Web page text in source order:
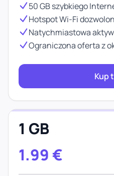
50 GB szybkiego
Hotspot Wi-Fi
Natychmiastowa
Ograniczona oferta z
Kup
1 GB
1.99 €